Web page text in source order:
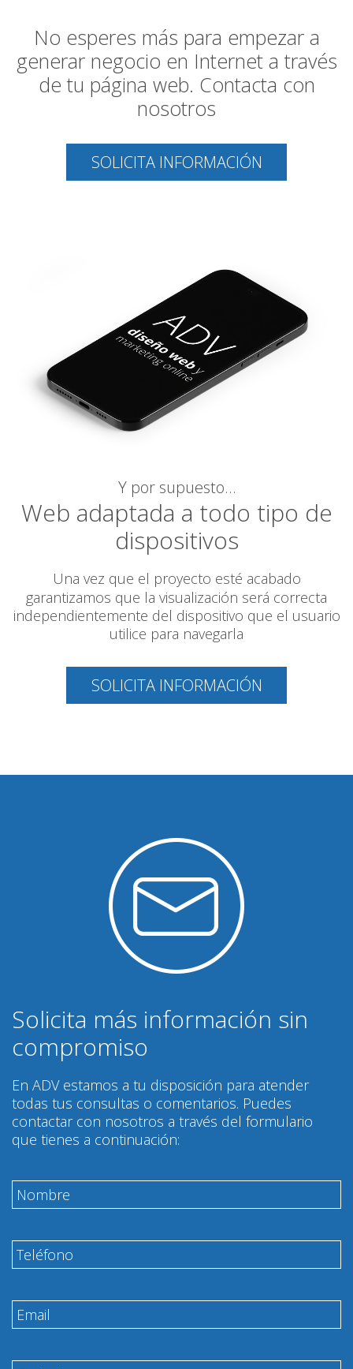
No esperes más para empezar a
generar negocio en Internet a través
de tu página web. Contacta con
nosotros
SOLICITA INFORMACIÓN
Y por supuesto…
Web adaptada a todo tipo de
dispositivos
Una vez que el proyecto esté acabado
garantizamos que la visualización será correcta
independientemente del dispositivo que el usuario
utilice para navegarla
SOLICITA INFORMACIÓN
Solicita más información sin
compromiso
En ADV estamos a tu disposición para atender
todas tus consultas o comentarios. Puedes
contactar con nosotros a través del formulario
que tienes a continuación: